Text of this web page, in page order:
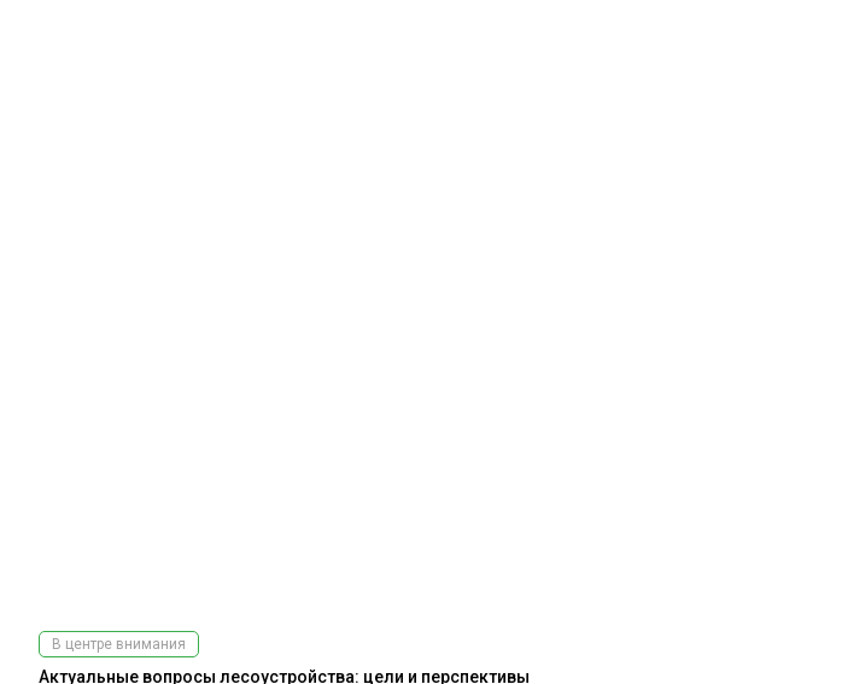
В центре внимания
Актуальные вопросы лесоустройства: цели и перспективы